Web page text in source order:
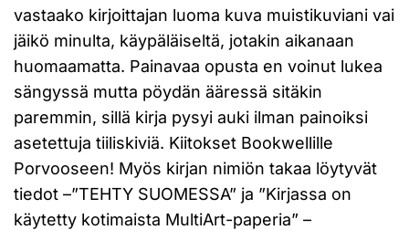
vastaako kirjoittajan luoma kuva muistikuviani vai
jäikö minulta, käypäläiseltä, jotakin aikanaan
huomaamatta. Painavaa opusta en voinut lukea
sängyssä mutta pöydän ääressä sitäkin
paremmin, sillä kirja pysyi auki ilman painoiksi
asetettuja tiiliskiviä. Kiitokset Bookwellille
Porvooseen! Myös kirjan nimiön takaa löytyvät
tiedot –”TEHTY SUOMESSA” ja ”Kirjassa on
käytetty kotimaista MultiArt-paperia” –